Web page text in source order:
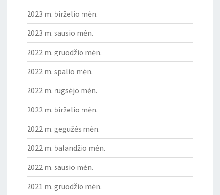
2023 m. birželio mėn.
2023 m. sausio mėn.
2022 m. gruodžio mėn.
2022 m. spalio mėn.
2022 m. rugsėjo mėn.
2022 m. birželio mėn.
2022 m. gegužės mėn.
2022 m. balandžio mėn.
2022 m. sausio mėn.
2021 m. gruodžio mėn.